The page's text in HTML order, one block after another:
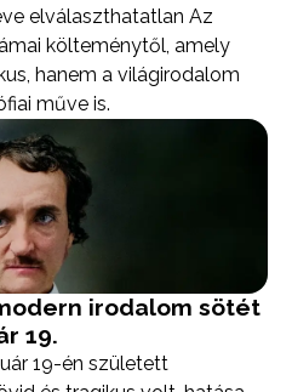
elválaszthatatlan Az
költeménytől, amely
hanem a világirodalom
műve is.
irodalom sötét
19.
19-én született